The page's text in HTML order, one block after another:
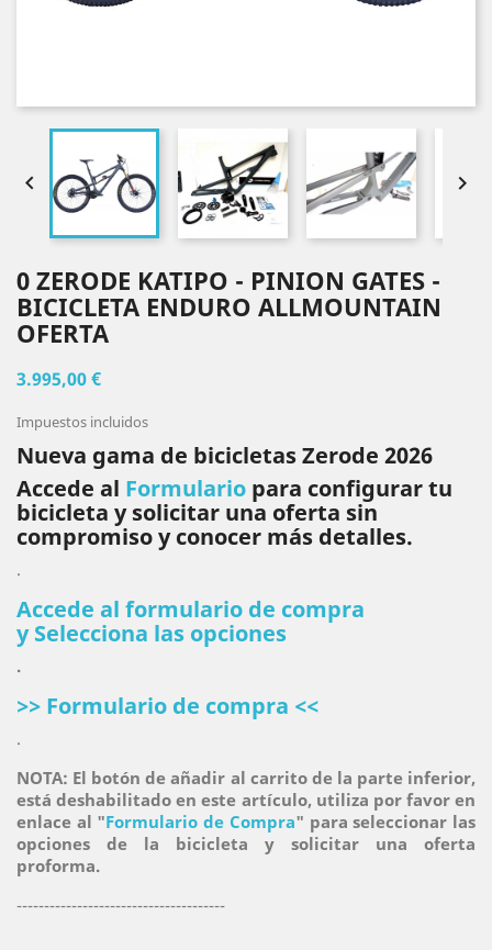
 
0 ZERODE KATIPO - PINION GATES -
BICICLETA ENDURO ALLMOUNTAIN
OFERTA
3.995,00 €
Impuestos incluidos
Nueva gama de bicicletas Zerode 2026
Accede al Formulario para configurar tu
bicicleta y solicitar una oferta sin
compromiso y conocer más detalles.
.
Accede al formulario de compra
ySelecciona las opciones
.
>> Formulario de compra <<
.
NOTA: El botón de añadir al carrito de la parte inferior,
está deshabilitado en este artículo, utiliza por favor en
enlace al "Formulario de Compra" para seleccionar las
opciones de la bicicleta y solicitar una oferta
proforma.
--------------------------------------